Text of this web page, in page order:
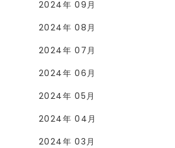
2024年 09月
2024年 08月
2024年 07月
2024年 06月
2024年 05月
2024年 04月
2024年 03月